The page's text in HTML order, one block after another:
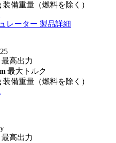
装備重量（燃料を除く）
レーター 製品詳細
最高出力
最大トルク
装備重量（燃料を除く）
最高出力